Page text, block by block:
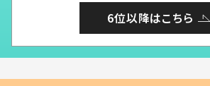
6位以降はこちら